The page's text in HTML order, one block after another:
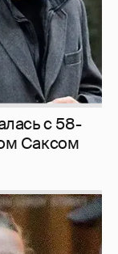
с 58-
Саксом